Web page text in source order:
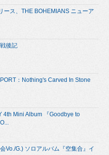
ース、THE BOHEMIANS ニューア
後記
：Nothing's Carved In Stone
4th Mini Album 『Goodbye to
Vo./G.) ソロアルバム『空集合』イ